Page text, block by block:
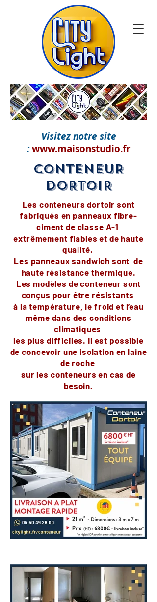
Visitez notre site
: www.maisonstudio.fr
CONTENEUR
DORTOIR
Les conteneurs dortoir sont
fabriqués en panneaux fibre-
ciment de classe A-1
extrêmement fiables et de haute
qualité.
Les panneaux sandwich sont de
haute résistance thermique.
Les modèles de conteneur sont
conçus pour être résistants
à la température, le froid et l’eau
même dans des conditions
climatiques
les plus difficiles. Il est possible
de concevoir une isolation en laine
de roche
sur les conteneurs en cas de
besoin.